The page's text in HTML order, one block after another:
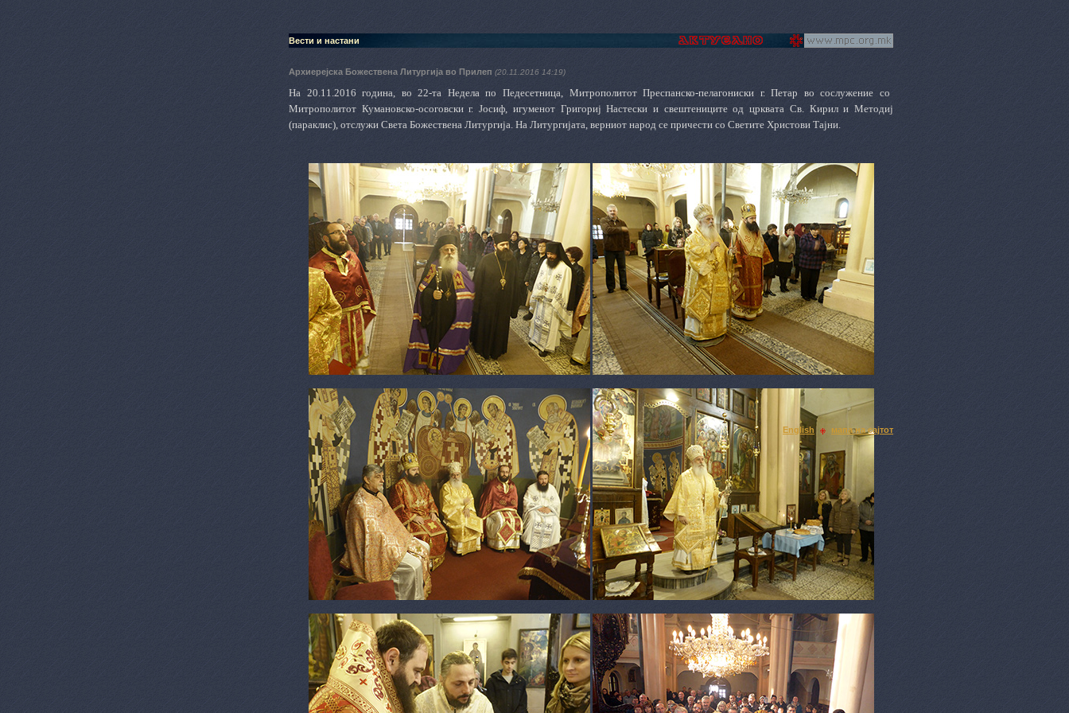
Вести и настани
Архиерејска Божествена Литургија во Прилеп (20.11.2016 14:19)
На 20.11.2016 година, во 22-та Недела по Педесетница, Митрополитот Преспанско-пелагониски г. Петар во сослужение со
Митрополитот Кумановско-осоговски г. Јосиф, игуменот Григориј Настески и свештениците од црквата Св. Кирил и Методиј
(параклис), отслужи Света Божествена Литургија. На Литургијата, верниот народ се причести со Светите Христови Тајни.
English мапа на сајтот